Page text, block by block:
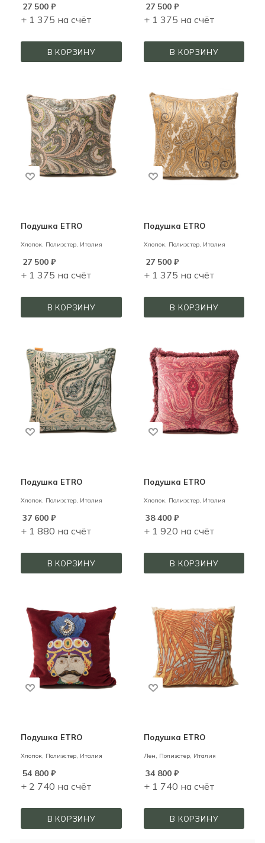
27 500 ₽
+ 1 375 на счёт
В КОРЗИНУ
27 500₽
+ 1 375 на счёт
В КОРЗИНУ
Подушка ETRO
Хлопок, Полиэстер, Италия
27 500 ₽
+ 1 375 на счёт
В КОРЗИНУ
Подушка ETRO
Хлопок, Полиэстер, Италия
27 500₽
+ 1 375 на счёт
В КОРЗИНУ
Подушка ETRO
Хлопок, Полиэстер, Италия
37 600 ₽
+ 1 880 на счёт
В КОРЗИНУ
Подушка ETRO
Хлопок, Полиэстер, Италия
38 400₽
+ 1 920 на счёт
В КОРЗИНУ
Подушка ETRO
Хлопок, Полиэстер, Италия
54 800 ₽
+ 2 740 на счёт
В КОРЗИНУ
Подушка ETRO
Лен, Полиэстер, Италия
34 800₽
+ 1 740 на счёт
В КОРЗИНУ